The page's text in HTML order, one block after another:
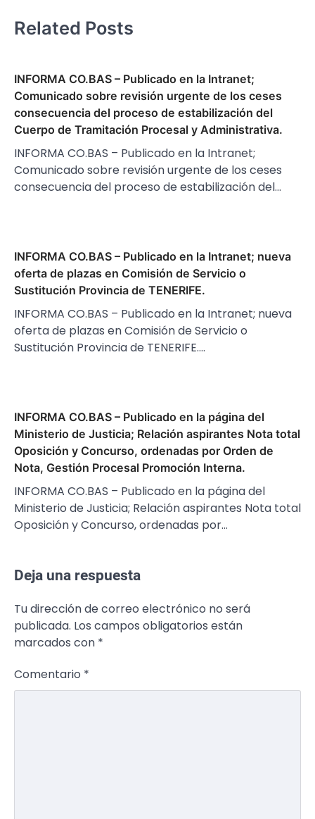
Related Posts
INFORMA CO.BAS – Publicado en la Intranet;
Comunicado sobre revisión urgente de los ceses
consecuencia del proceso de estabilización del
Cuerpo de Tramitación Procesal y Administrativa.
INFORMA CO.BAS – Publicado en la Intranet;
Comunicado sobre revisión urgente de los ceses
consecuencia del proceso de estabilización del…
INFORMA CO.BAS – Publicado en la Intranet; nueva
oferta de plazas en Comisión de Servicio o
Sustitución Provincia de TENERIFE.
INFORMA CO.BAS – Publicado en la Intranet; nueva
oferta de plazas en Comisión de Servicio o
Sustitución Provincia de TENERIFE.…
INFORMA CO.BAS – Publicado en la página del
Ministerio de Justicia; Relación aspirantes Nota total
Oposición y Concurso, ordenadas por Orden de
Nota, Gestión Procesal Promoción Interna.
INFORMA CO.BAS – Publicado en la página del
Ministerio de Justicia; Relación aspirantes Nota total
Oposición y Concurso, ordenadas por…
Deja una respuesta
Tu dirección de correo electrónico no será
publicada. Los campos obligatorios están
marcados con *
Comentario *